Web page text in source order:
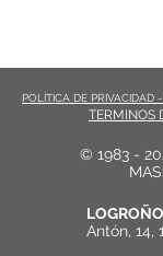
POLÍTICA DE PRIVACIDAD
TERMINOS
© 1983 -
Antón, 14,